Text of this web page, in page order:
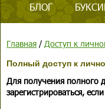
БЛОГ
Главная / Доступ к
Полный доступ к
Для получения полного
зарегистрироваться,